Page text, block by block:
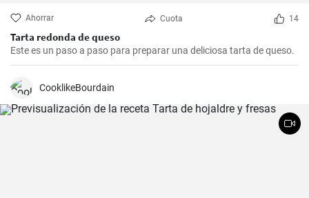
Ahorrar Cuota 14
Tarta redonda de queso
Este es un paso a paso para preparar una deliciosa tarta de queso.
CooklikeBourdain